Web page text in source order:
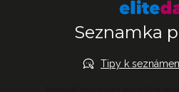
Seznamka
Tipy k